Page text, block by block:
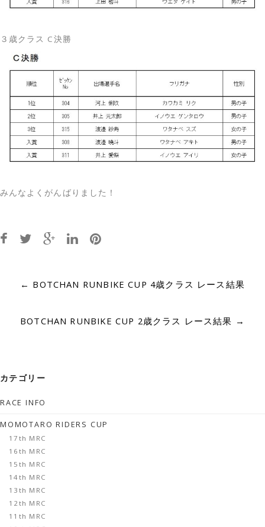
３歳クラス C決勝
みんなよくがんばりました！
Post
← BOTCHAN RUNBIKE CUP 4歳クラス レース結果
BOTCHAN RUNBIKE CUP 2歳クラス レース結果 →
カテゴリー
RACE INFO
MOMOTARO RIDERS CUP
17th MRC
16th MRC
15th MRC
14th MRC
13th MRC
12th MRC
11th MRC